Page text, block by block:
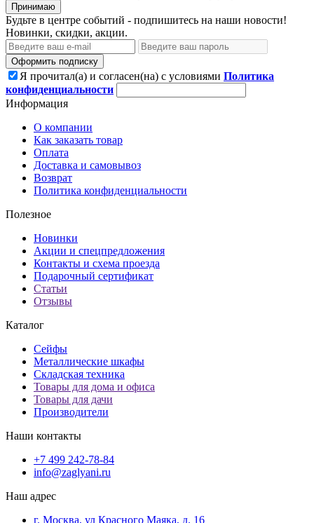
Принимаю
Будьте в центре событий - подпишитесь на наши новости!
Новинки, скидки, акции.
Оформить подписку
Я прочитал(а) и согласен(на) с условиями Политика
конфиденциальности
Информация
О компании
Как заказать товар
Оплата
Доставка и самовывоз
Возврат
Политика конфиденциальности
Полезное
Новинки
Акции и спецпредложения
Контакты и схема проезда
Подарочный сертификат
Статьи
Отзывы
Каталог
Сейфы
Металлические шкафы
Складская техника
Товары для дома и офиса
Товары для дачи
Производители
Наши контакты
+7 499 242-78-84
info@zaglyani.ru
Наш адрес
г. Москва, ул Красного Маяка, д. 16